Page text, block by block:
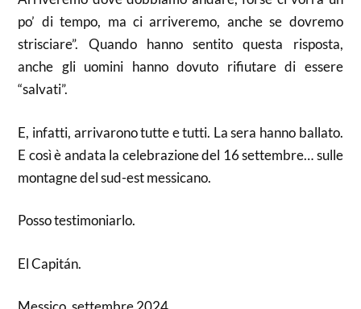
po’ di tempo, ma ci arriveremo, anche se dovremo
strisciare”. Quando hanno sentito questa risposta,
anche gli uomini hanno dovuto rifiutare di essere
“salvati”.
E, infatti, arrivarono tutte e tutti. La sera hanno ballato.
E così è andata la celebrazione del 16 settembre… sulle
montagne del sud-est messicano.
Posso testimoniarlo.
El Capitán.